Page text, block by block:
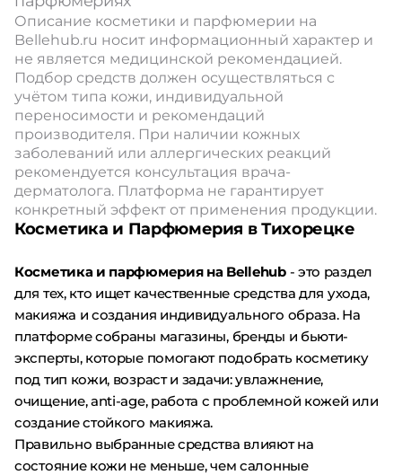
Описание косметики и парфюмерии на
Bellehub.ru носит информационный характер и
не является медицинской рекомендацией.
Подбор средств должен осуществляться с
учётом типа кожи, индивидуальной
переносимости и рекомендаций
производителя. При наличии кожных
заболеваний или аллергических реакций
рекомендуется консультация врача-
дерматолога. Платформа не гарантирует
конкретный эффект от применения продукции.
Косметика и Парфюмерия в Тихорецке
Косметика и парфюмерия на Bellehub- это раздел
для тех, кто ищет качественные средства для ухода,
макияжа и создания индивидуального образа. На
платформе собраны магазины, бренды и бьюти-
эксперты, которые помогают подобрать косметику
под тип кожи, возраст и задачи: увлажнение,
очищение, anti-age, работа с проблемной кожей или
создание стойкого макияжа.
Правильно выбранные средства влияют на
состояние кожи не меньше, чем салонные